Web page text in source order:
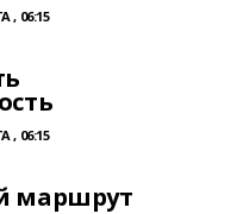
, 06:15
, 06:15
маршрут